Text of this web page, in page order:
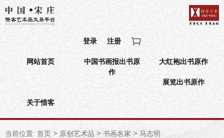
登录 注册
网站首页
中国书画报出书原
作
大红袍出书原作
展览出书原作
关于惜客
当前位置: 首页 > 原创艺术品 > 书画名家 > 马志明